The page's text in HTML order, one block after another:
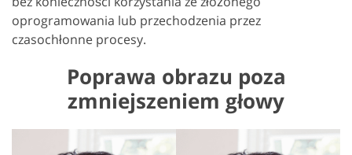
oprogramowania lub przechodzenia przez
czasochłonne procesy.
Poprawa obrazu poza
zmniejszeniem głowy